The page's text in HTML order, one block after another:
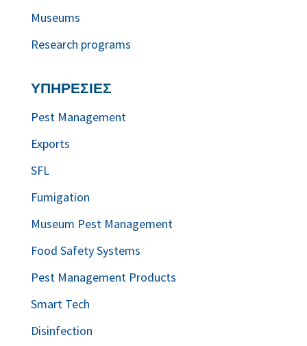
Museums
Research programs
ΥΠΗΡΕΣΙΕΣ
Pest Management
Exports
SFL
Fumigation
Museum Pest Management
Food Safety Systems
Pest Management Products
Smart Tech
Disinfection